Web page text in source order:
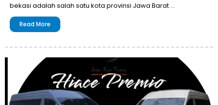
bekasi adalah salah satu kota provinsi Jawa Barat …
Read More